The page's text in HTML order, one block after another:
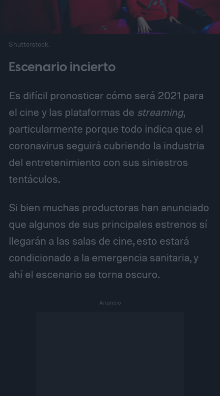
Shutterstock.
Escenario incierto
Es difícil pronosticar cómo será 2021 para
el cine y las plataformas de streaming,
particularmente porque todo indica que el
coronavirus seguirá cubriendo la industria
del entretenimiento con sus siniestros
tentáculos.
Si bien muchas productoras han anunciado
que algunos de sus principales estrenos sí
llegarán a las salas de cine, esto estará
condicionado a la emergencia sanitaria, y
ahí el escenario se torna oscuro.